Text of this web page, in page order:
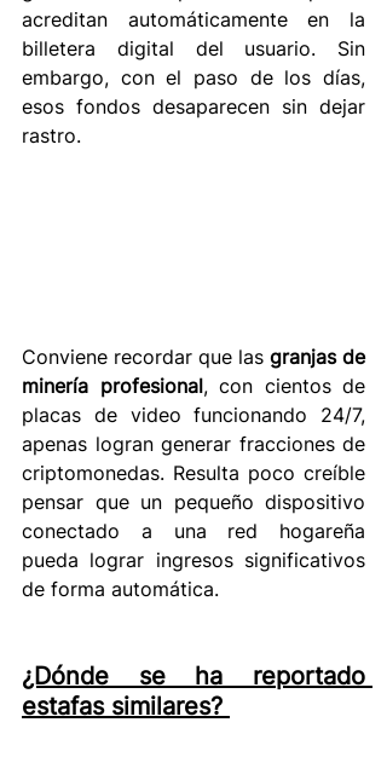
acreditan automáticamente en la
billetera digital del usuario. Sin
embargo, con el paso de los días,
esos fondos desaparecen sin dejar
rastro.
Conviene recordar que las granjas de
minería profesional, con cientos de
placas de video funcionando 24/7,
apenas logran generar fracciones de
criptomonedas. Resulta poco creíble
pensar que un pequeño dispositivo
conectado a una red hogareña
pueda lograr ingresos significativos
de forma automática.
¿Dónde se ha reportado
estafas similares?